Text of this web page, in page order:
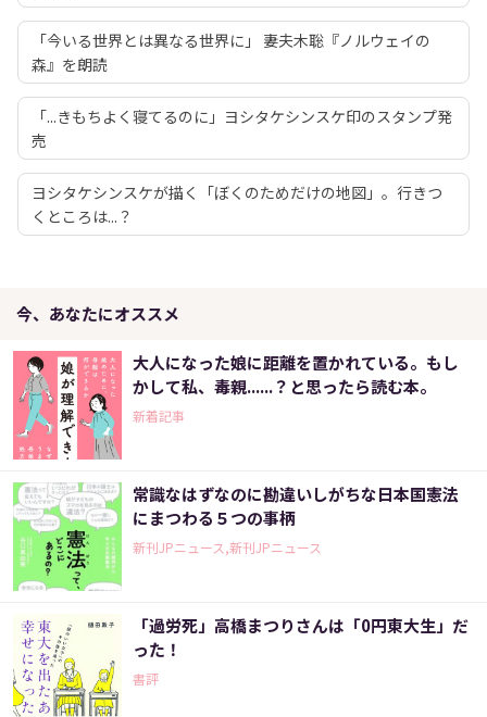
「今いる世界とは異なる世界に」 妻夫木聡『ノルウェイの
森』を朗読
「...きもちよく寝てるのに」ヨシタケシンスケ印のスタンプ発
売
ヨシタケシンスケが描く「ぼくのためだけの地図」。行きつ
くところは...？
今、あなたにオススメ
大人になった娘に距離を置かれている。もし
かして私、毒親......？と思ったら読む本。
新着記事
常識なはずなのに勘違いしがちな日本国憲法
にまつわる５つの事柄
新刊JPニュース,新刊JPニュース
「過労死」高橋まつりさんは「0円東大生」だ
った！
書評